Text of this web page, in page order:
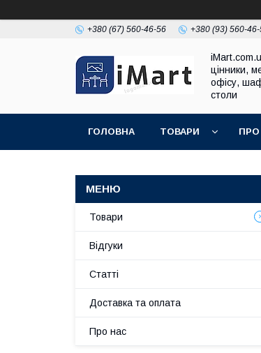
+380 (67) 560-46-56 +380 (93) 560-
цінники,
офісу,
столи
ГОЛОВНА ТОВАРИ
Товари
Відгуки
Cтатті
Доставка та оплата
Про нас